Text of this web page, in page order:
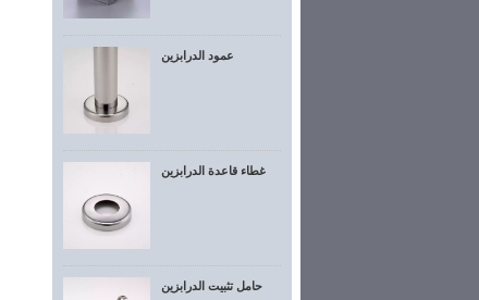
عمود الدرابزين
غطاء قاعدة الدرابزين
حامل تثبيت الدرابزين